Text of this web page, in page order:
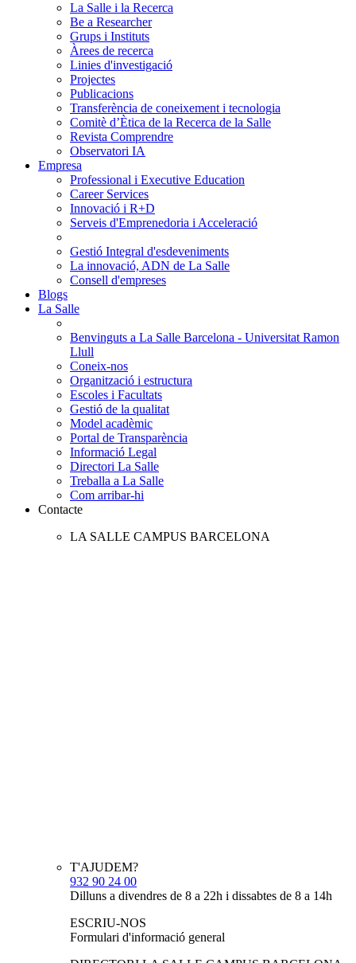
La Salle i la Recerca
Be a Researcher
Grups i Instituts
Àrees de recerca
Linies d'investigació
Projectes
Publicacions
Transferència de coneixement i tecnologia
Comitè d’Ètica de la Recerca de la Salle
Revista Comprendre
Observatori IA
Empresa
Professional i Executive Education
Career Services
Innovació i R+D
Serveis d'Emprenedoria i Acceleració
Gestió Integral d'esdeveniments
La innovació, ADN de La Salle
Consell d'empreses
Blogs
La Salle
Benvinguts a La Salle Barcelona - Universitat Ramon
Llull
Coneix-nos
Organització i estructura
Escoles i Facultats
Gestió de la qualitat
Model acadèmic
Portal de Transparència
Informació Legal
Directori La Salle
Treballa a La Salle
Com arribar-hi
Contacte
LA SALLE CAMPUS BARCELONA
T'AJUDEM?
932 90 24 00
Dilluns a divendres de 8 a 22h i dissabtes de 8 a 14h
ESCRIU-NOS
Formulari d'informació general